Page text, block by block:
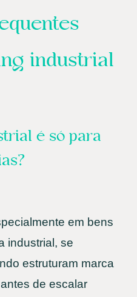
industrial
é só para
em bens
industrial, se
estruturam marca
de escalar